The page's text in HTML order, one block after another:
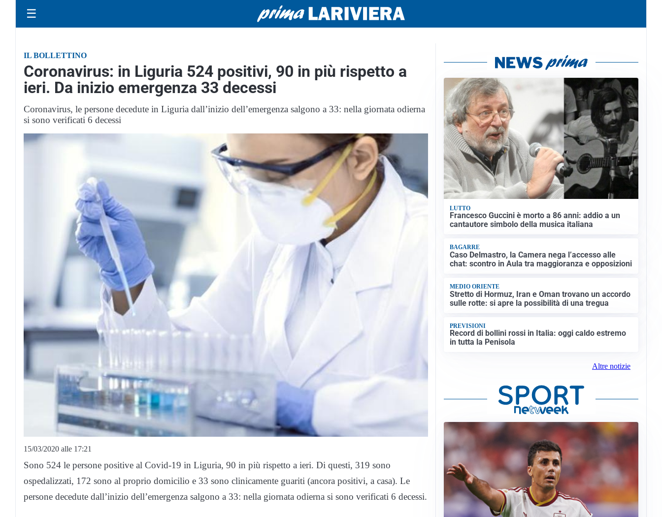
☰
IL BOLLETTINO
Coronavirus: in Liguria 524 positivi, 90 in più rispetto a
ieri. Da inizio emergenza 33 decessi
Coronavirus, le persone decedute in Liguria dall’inizio dell’emergenza salgono a 33: nella giornata odierna
si sono verificati 6 decessi
15/03/2020 alle 17:21
Sono 524 le persone positive al Covid-19 in Liguria, 90 in più rispetto a ieri. Di questi, 319 sono
ospedalizzati, 172 sono al proprio domicilio e 33 sono clinicamente guariti (ancora positivi, a casa). Le
persone decedute dall’inizio dell’emergenza salgono a 33: nella giornata odierna si sono verificati 6 decessi.
LUTTO
Francesco Guccini è morto a 86 anni: addio a un
cantautore simbolo della musica italiana
BAGARRE
Caso Delmastro, la Camera nega l’accesso alle
chat: scontro in Aula tra maggioranza e opposizioni
MEDIO ORIENTE
Stretto di Hormuz, Iran e Oman trovano un accordo
sulle rotte: si apre la possibilità di una tregua
PREVISIONI
Record di bollini rossi in Italia: oggi caldo estremo
in tutta la Penisola
Altre notizie